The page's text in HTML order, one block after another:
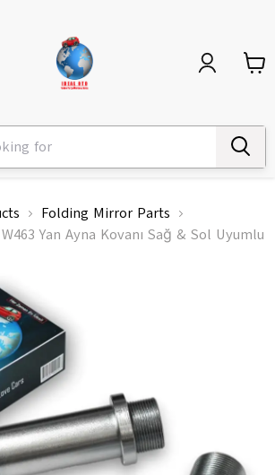
Folding Mirror Parts
Yan Ayna Kovanı Sağ & Sol Uyumlu